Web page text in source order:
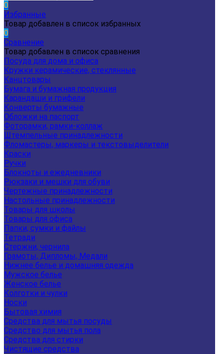
0
Избранные
Товар добавлен в список избранных
0
Сравнение
Товар добавлен в список сравнения
Посуда для дома и офиса
Кружки керамические, стеклянные
Канцтовары
Бумага и бумажная продукция
Карандаши и грифели
Конверты бумажные
Обложки на паспорт
Фоторамки, рамки-коллаж
Штемпельные принадлежности
Фломастеры, маркеры и текстовыделители
Краски
Ручки
Блокноты и ежедневники
Рюкзаки и мешки для обуви
Чертежные принадлежности
Настольные принадлежности
Товары для школы
Товары для офиса
Папки, сумки и файлы
Тетради
Стержни, чернила
Грамоты, Дипломы, Медали
Нижнее белье и домашняя одежда
Мужское белье
Женское белье
Колготки и чулки
Носки
Бытовая химия
Средства для мытья посуды
Средство для мытья пола
Средства для стирки
Чистящие средства